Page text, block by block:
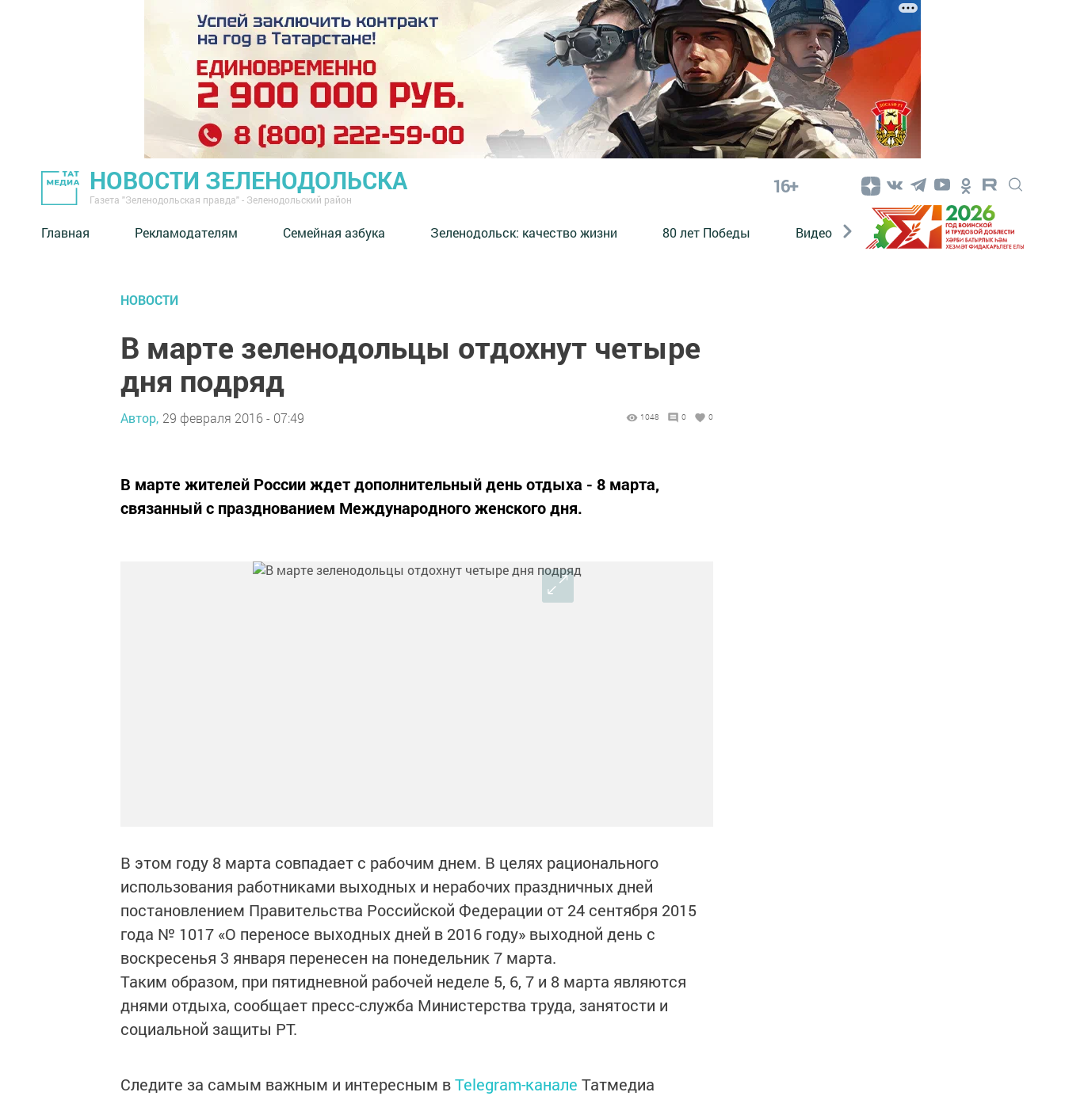
НОВОСТИ ЗЕЛЕНОДОЛЬСКА
Газета "Зеленодольская правда" - Зеленодольский район
16+
Главная Рекламодателям Семейная азбука ⁠Зеленодольск: качество жизни 80 лет Победы Видео Конкурсы ЭтноДети
НОВОСТИ
В марте зеленодольцы отдохнут четыре
дня подряд
Автор, 29 февраля 2016 - 07:49 1048 0 0
В марте жителей России ждет дополнительный день отдыха - 8 марта,
связанный с празднованием Международного женского дня.
В этом году 8 марта совпадает с рабочим днем. В целях рационального
использования работниками выходных и нерабочих праздничных дней
постановлением Правительства Российской Федерации от 24 сентября 2015
года № 1017 «О переносе выходных дней в 2016 году» выходной день с
воскресенья 3 января перенесен на понедельник 7 марта.
Таким образом, при пятидневной рабочей неделе 5, 6, 7 и 8 марта являются
днями отдыха, сообщает пресс-служба Министерства труда, занятости и
социальной защиты РТ.
Следите за самым важным и интересным вTelegram-канале Татмедиа